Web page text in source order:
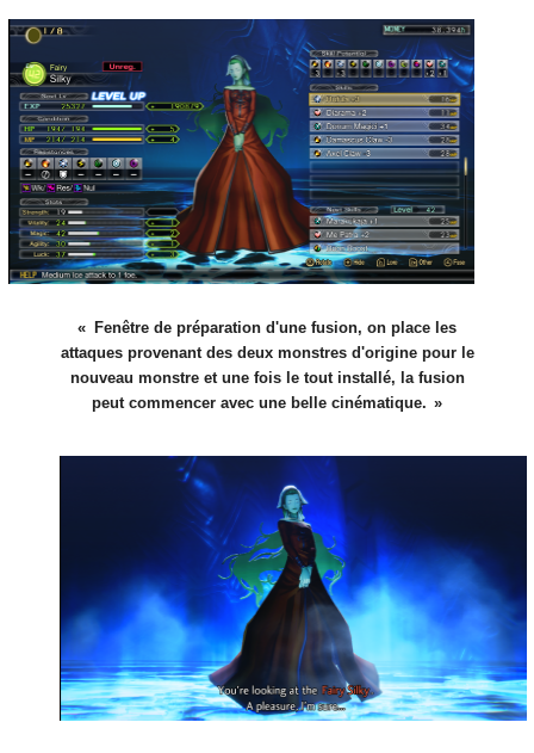
Fenêtre de préparation d'une fusion, on place les
attaques provenant des deux monstres d'origine pour le
nouveau monstre et une fois le tout installé, la fusion
peut commencer avec une belle cinématique.